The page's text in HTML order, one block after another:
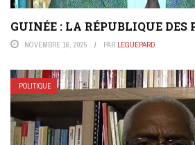
GUINÉE : LA RÉPUBLIQUE DES
NOVEMBRE 16, 2025 PAR LEGUEPARD
POLITIQUE